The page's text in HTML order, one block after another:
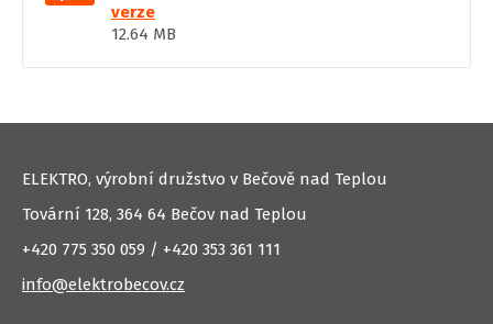
verze
12.64 MB
ELEKTRO, výrobní družstvo v Bečově nad Teplou
Tovární 128, 364 64 Bečov nad Teplou
+420 775 350 059 / +420 353 361 111
info@elektrobecov.cz